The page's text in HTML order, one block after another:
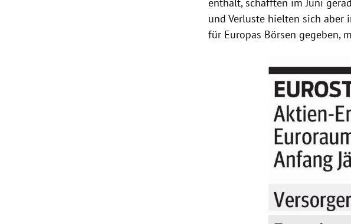
enthält, schafften im Juni
und Verluste hielten sich aber
für Europas Börsen gegeben,